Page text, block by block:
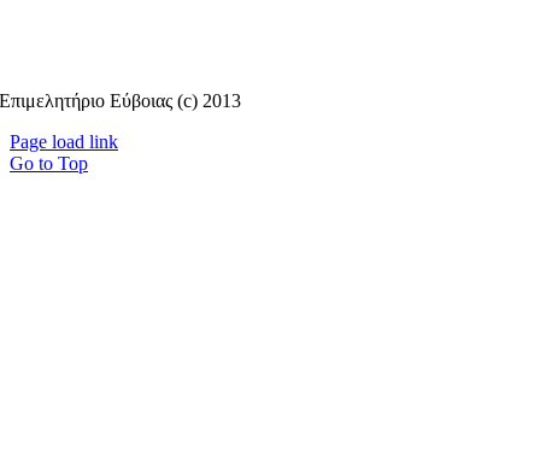
Επιμελητήριο Εύβοιας (c) 2013
Page load link
Go to Top